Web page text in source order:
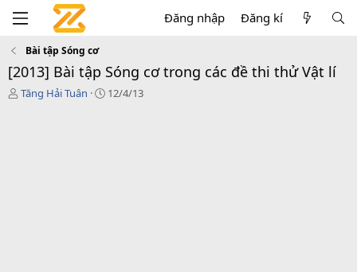
Đăng nhập Đăng kí
Bài tập Sóng cơ
[2013] Bài tập Sóng cơ trong các đề thi thử Vật lí
T
Tăng Hải Tuân
N
12/4/13